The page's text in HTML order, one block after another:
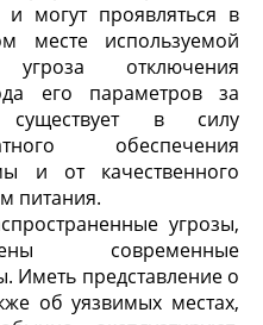
могут проявляться в
используемой
отключения
его параметров за
существует в силу
обеспечения
и от качественного
питания.
угрозы,
современные
Иметь представление о
об уязвимых местах,